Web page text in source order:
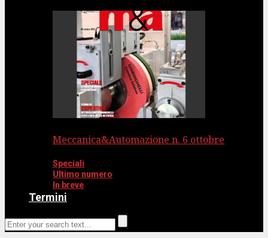
Meccanica&Automazione n. 6 ottobre
Speciali
Ultimo numero
In breve
Termini